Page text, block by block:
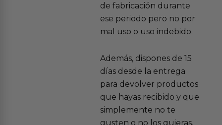
de fabricación durante
ese periodo pero no por
mal uso o uso indebido.
Además, dispones de 15
días desde la entrega
para devolver productos
que hayas recibido y que
simplemente no te
gusten o no los quieras.